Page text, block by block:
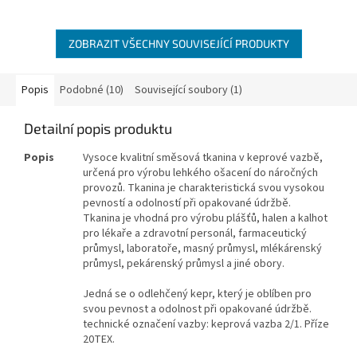
ZOBRAZIT VŠECHNY SOUVISEJÍCÍ PRODUKTY
Popis Podobné (10) Související soubory (1)
Detailní popis produktu
Popis
Vysoce kvalitní směsová tkanina v keprové vazbě,
určená pro výrobu lehkého ošacení do náročných
provozů. Tkanina je charakteristická svou vysokou
pevností a odolností při opakované údržbě.
Tkanina je vhodná pro výrobu plášťů, halen a kalhot
pro lékaře a zdravotní personál, farmaceutický
průmysl, laboratoře, masný průmysl, mlékárenský
průmysl, pekárenský průmysl a jiné obory.
Jedná se o odlehčený kepr, který je oblíben pro
svou pevnost a odolnost při opakované údržbě.
technické označení vazby: keprová vazba 2/1. Příze
20TEX.